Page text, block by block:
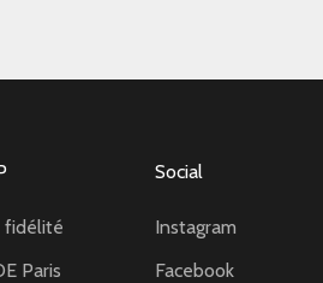
fidélité
Paris
Social
Instagram
Facebook